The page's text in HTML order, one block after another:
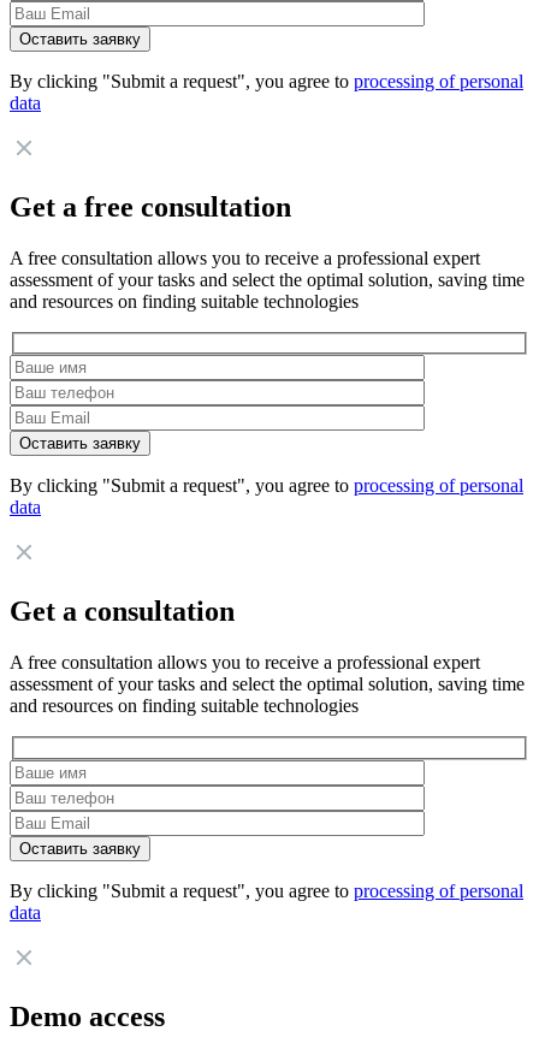
By clicking "Submit a request", you agree to processing of personal
data
Get a free consultation
A free consultation allows you to receive a professional expert
assessment of your tasks and select the optimal solution, saving time
and resources on finding suitable technologies
By clicking "Submit a request", you agree to processing of personal
data
Get a consultation
A free consultation allows you to receive a professional expert
assessment of your tasks and select the optimal solution, saving time
and resources on finding suitable technologies
By clicking "Submit a request", you agree to processing of personal
data
Demo access